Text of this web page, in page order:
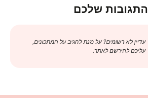
התגובות שלכם
עדיין לא רשומים? על מנת להגיב על המתכונים,
עליכם להירשם לאתר.